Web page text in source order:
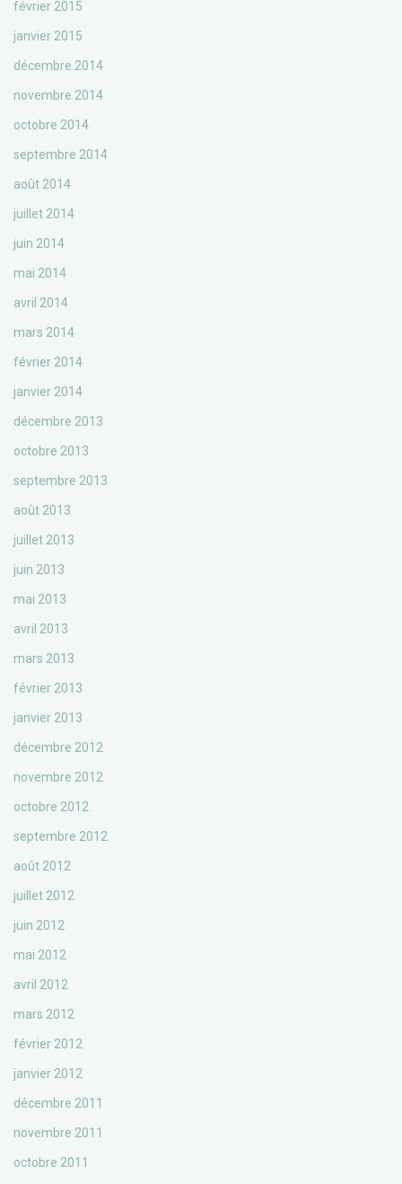
février 2015
janvier 2015
décembre 2014
novembre 2014
octobre 2014
septembre 2014
août 2014
juillet 2014
juin 2014
mai 2014
avril 2014
mars 2014
février 2014
janvier 2014
décembre 2013
octobre 2013
septembre 2013
août 2013
juillet 2013
juin 2013
mai 2013
avril 2013
mars 2013
février 2013
janvier 2013
décembre 2012
novembre 2012
octobre 2012
septembre 2012
août 2012
juillet 2012
juin 2012
mai 2012
avril 2012
mars 2012
février 2012
janvier 2012
décembre 2011
novembre 2011
octobre 2011